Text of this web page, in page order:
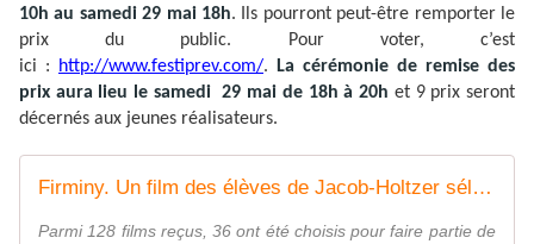
10h au samedi 29 mai 18h. Ils pourront peut-être remporter le
prix du public. Pour voter, c’est
ici :
http://www.festiprev.com/.
La cérémonie de remise des
prix aura lieu le samedi 29 mai de 18h à 20h et 9 prix seront
décernés aux jeunes réalisateurs.
Firminy. Un film des élèves de Jacob-Holtzer sélectionné au Festiprev
Parmi 128 films reçus, 36 ont été choisis pour faire partie de